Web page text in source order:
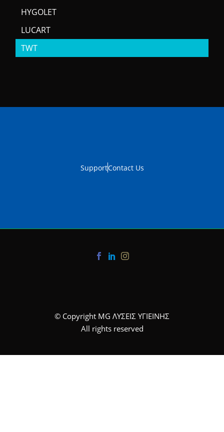
HYGOLET
LUCART
TWT
SupportContact Us
© Copyright MG ΛΥΣΕΙΣ ΥΓΙΕΙΝΗΣ
All rights reserved